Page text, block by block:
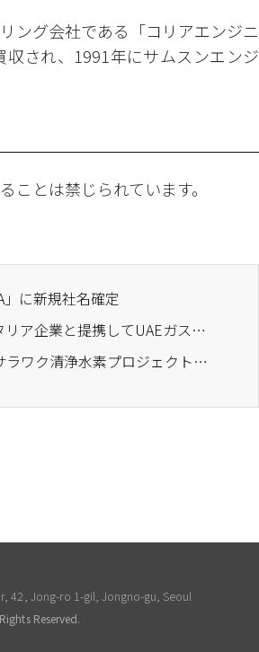
ング会社である「コリアエンジニ
され、1991年にサムスンエンジ
とは禁じられています。
に新規社名確定
· サムスンエンジニアリング、フランス・イタリア企業と提携してUAEガス田プロジェクトに参加
· サムスンエンジニアリング、マレーシアのサラワク清浄水素プロジェクトの基本設計に着手
42, Jong-ro 1-gil, Jongno-gu, Seoul
Reserved.